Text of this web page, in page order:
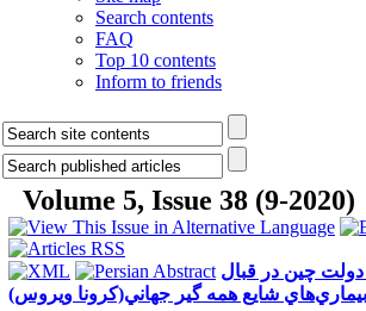
Search contents
FAQ
Top 10 contents
Inform to friends
Volume 5, Issue 38 (9-2020)
دولت چين در قبال
شايع همه گير جهاني(كرونا ويروس)